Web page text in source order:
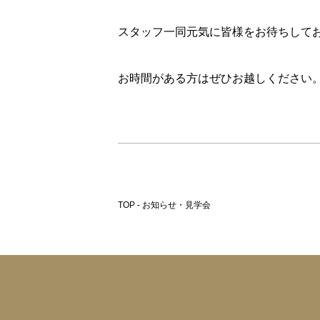
スタッフ一同元気に皆様をお待ちして
お時間がある方はぜひお越しください。
TOP - お知らせ・見学会